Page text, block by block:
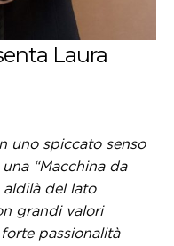
Laura
uno spiccato senso
“Macchina da
aldilà del lato
grandi valori
passionalità